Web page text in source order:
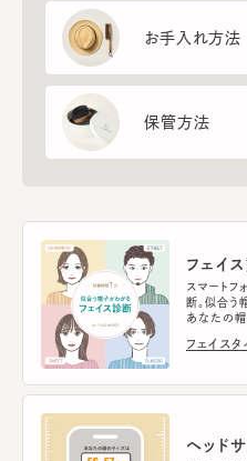
お手入れ方法
保管方法
フェイ
スマートフ
断。似合う
あなたの帽
フェイス
ヘッド